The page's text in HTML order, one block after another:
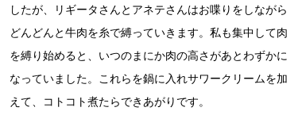
したが、リギータさんとアネテさんはお喋りをしながら
どんどんと牛肉を糸で縛っていきます。私も集中して肉
を縛り始めると、いつのまにか肉の高さがあとわずかに
なっていました。これらを鍋に入れサワークリームを加
えて、コトコト煮たらできあがりです。